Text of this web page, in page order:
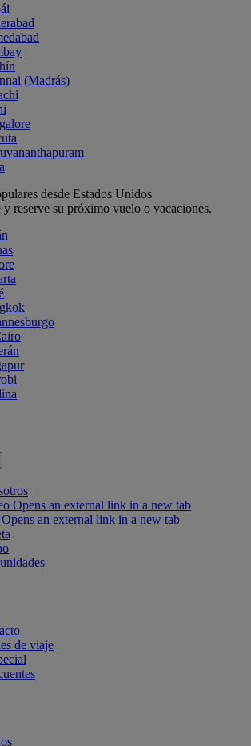
(Madrás)
desde Estados Unidos
reserve su próximo vuelo o vacaciones.
Opens an external link in a new tab
Opens an external link in a new tab
de viaje